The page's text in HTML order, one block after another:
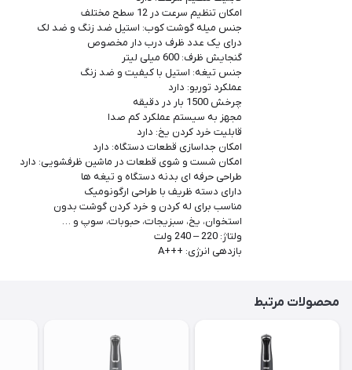
امکان تنظیم سرعت در 12 سطح مختلف
جنس میله گوشت کوب: استیل ضد زنگ و ضد لک
درای یک عدد ظرف درب دار مخصوص
گنجایش ظرف: 600 میلی لیتر
جنس تیغه: استیل با کیفیت و ضد زنگ
عملکرد توربو: دارد
چرخش 1500 بار در دقیقه
مجهز به سیستم عملکرد کم صدا
قابلیت خرد کردن یخ: دارد
امکان جداسازی قطعات دستگاه: دارد
امکان شست و شوی قطعات در ماشین ظرفشویی: دارد
طراحی حرفه ای بدنه دستگاه و تیغه ها
دارای دسته ظریف با طراحی ارگونومیک
مناسب برای له کردن و خرد کردن گوشت بدون
استخوان، یخ، سبزیجات، حبوبات، سوپ و …
ولتاژ: 220 – 240 ولت
بازدهی انرژی: +++A
محصولات مرتبط